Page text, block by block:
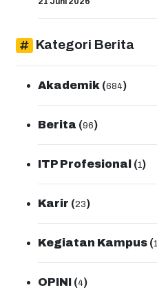
transformasi pendidikan
professional.Terakhir
Handra, M.Sc mengimbau
peningkatan reputasi
memberikan pertanyaan,
berjalan sesuai yang sudah
sehingga dapat
Kategori Berita
Akademik (684)
Berita (96)
ITP Profesional (1)
Karir (23)
Kegiatan Kampus (
OPINI (4)